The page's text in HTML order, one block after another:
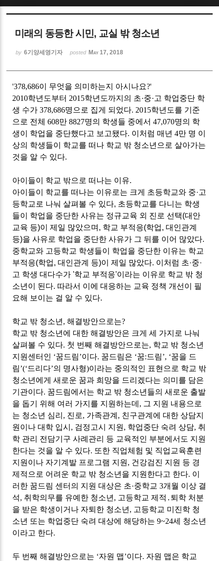
미래의 동등한 시민, 교실 밖 청소년
by 6기양세영기자 posted May 17, 2018
'378,686이 무엇을 의미하는지 아시나요?'
2010학년도부터 2015학년도까지의 초·중·고 학업중단 학
생 수가378,686명으로 집게 되었다. 2015학년도를 기준
으로 전체608만8827명의 학생들 중에서47,070명의 학
생이 학업을 중단했다고 보고됐다. 이처럼 매년4만 명 이
상의 학생들이 학교를 떠나 학교 밖 청소년으로 살아가는
것을 알 수 있다.
아이들이 학교 밖으로 떠나는 이유.
아이들이 학교를 떠나는 이유로는 크게 초등학교와 중·고
등학교로 나눠 살펴볼 수 있다, 초등학교를 다니는 학생
들이 학업을 중단한 사유는 정규교육 외 진로 선택(대안
교육 등)이 제일 많았으며 , 학교 부적응(학업,대인관계
등)을 사유로 학업을 중단한 사유가 그 뒤를 이어 많았다.
중학교와 고등학교 학생들이 학업을 중단한 이유는 학교
부적응(학업,대인관계 등)이 제일 많았다. 이처럼 초·중·
고 학생 대다수가'학교 부적응'이라는 이유로 학교 밖 청
소년이 된다. 따라서 이에 대응하는 교육 정책 개선이 필
요해 보이는 걸 알 수 있다.
학교 밖 청소년 ,해결방안으로는?
학교 밖 청소년에 대한 해결방안은 크게 세 가지로 나눠
살펴볼 수 있다. 첫 번째 해결방안으로는, 학교 밖 청소년
지원센터인 ‘꿈드림’이다. 꿈드림은 ‘꿈:드림’, ‘꿈을 드
림’(‘드리다’의 명사형)이라는 중의적인 표현으로 학교 밖
청소년에게 새로운 꿈과 희망을 드리겠다는 의미를 담은
기관이다. 꿈드림에서는 학교 밖 청소년들의 새로운 출발
을 돕기 위해 여러 가지를 지원하는데 , 그 지원 내용으로
는 청소년 심리 , 진로, 가족관계 , 친구관계에 대한 상담지
원이나 대학 입시 , 검정고시 지원 , 학업중단 숙려 상담, 취
학 관리 전담기구 사례관리 등 교육적인 부분에서도 지원
한다는 것을 알 수 있다. 또한 직업체험 및 직업교육훈련
지원이나 자기계발 프로그램 지원 , 건강검진 지원 등 경
제적으로 어려운 학교 밖 청소년을 지원한다고 한다. 이
러한 꿈드림 센터의 지원 대상은 초·중학교3개월 이상 결
석, 취학의무를 유예한 청소년 , 고등학교 제적 ․ 퇴학 처분
을 받은 학생이거나 자퇴한 청소년 , 고등학교 미진학 청
소년 또는 학업중단 숙려 대상에 해당하는9~24세 청소년
이라고 한다.
두 번째 해결방안으로는 ‘자원 맵’이다. 자원 맵은 학교
Sketchbook5, 스케치북5
Sketchbook5, 스케치북5